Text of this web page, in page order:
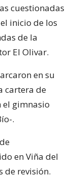
cuestionadas
inicio de los
de la
El Olivar.
en su
cartera de
el gimnasio
.
en Viña del
de revisión.